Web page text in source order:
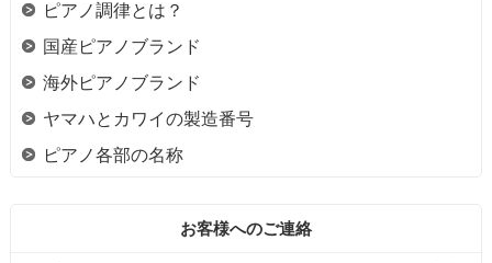
ピアノ調律とは？
国産ピアノブランド
海外ピアノブランド
ヤマハとカワイの製造番号
ピアノ各部の名称
お客様へのご連絡